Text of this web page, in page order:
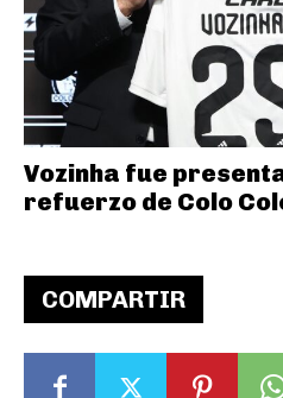
COMPARTIR
Vozinha fue
refuerzo de Colo